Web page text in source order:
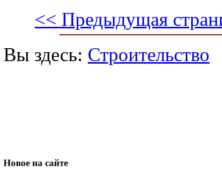
<< Предыдущая
Вы здесь: Строительство
Новое на сайте